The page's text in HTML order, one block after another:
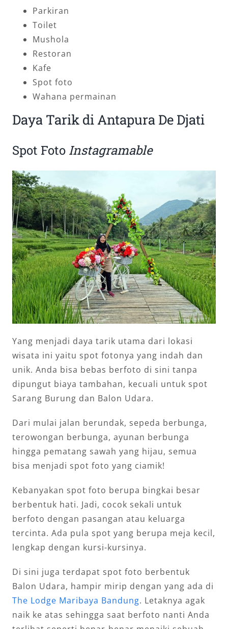
Parkiran
Toilet
Mushola
Restoran
Kafe
Spot foto
Wahana permainan
Daya Tarik di Antapura De Djati
Spot Foto Instagramable
Yang menjadi daya tarik utama dari lokasi
wisata ini yaitu spot fotonya yang indah dan
unik. Anda bisa bebas berfoto di sini tanpa
dipungut biaya tambahan, kecuali untuk spot
Sarang Burung dan Balon Udara.
Dari mulai jalan berundak, sepeda berbunga,
terowongan berbunga, ayunan berbunga
hingga pematang sawah yang hijau, semua
bisa menjadi spot foto yang ciamik!
Kebanyakan spot foto berupa bingkai besar
berbentuk hati. Jadi, cocok sekali untuk
berfoto dengan pasangan atau keluarga
tercinta. Ada pula spot yang berupa meja kecil,
lengkap dengan kursi-kursinya.
Di sini juga terdapat spot foto berbentuk
Balon Udara, hampir mirip dengan yang ada di
The Lodge Maribaya Bandung. Letaknya agak
naik ke atas sehingga saat berfoto nanti Anda